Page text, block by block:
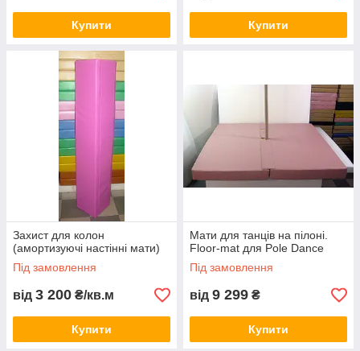
Купити Купити
Захист для колон
(амортизуючі настінні мати)
Під замовлення
від 3 200 ₴/кв.м
Купити
Мати для танців на пілоні.
Floor-mat для Pole Dance
Під замовлення
від 9 299 ₴
Купити